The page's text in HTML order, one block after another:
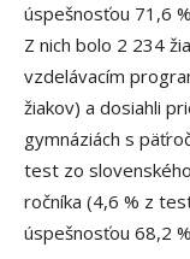
úspešnosťou 71,6
Z nich bolo 2 234
vzdelávacím
žiakov) a dosiahli
gymnáziách s
test zo
ročníka (4,6 % z
úspešnosťou 68,2